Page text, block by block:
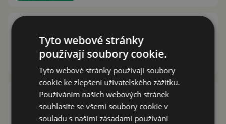
Jak je na tom výkon Apple iPhone
XS ve srovnání s Android
konkurencí?
David Trlica 17.9.2018
V čem jsou nové iPhony lepší než
konkurence? Můžeme
jablíčkářům něco závidět?
Tyto webové stránky
používají soubory cookie.
Tyto webové stránky používají soubory
cookie ke zlepšení uživatelského zážitku.
Používáním našich webových stránek
souhlasíte se všemi soubory cookie v
souladu s našimi zásadami používání